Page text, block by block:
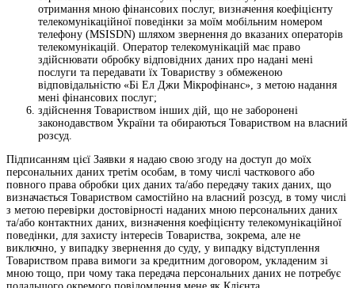
отримання мною фінансових послуг, визначення коефіцієнту
телекомунікаційної поведінки за моїм мобільним номером
телефону (MSISDN) шляхом звернення до вказаних операторів
телекомунікацій. Оператор телекомунікацій має право
здійснювати обробку відповідних даних про надані мені
послуги та передавати їх Товариству з обмеженою
відповідальністю «Бі Ел Джи Мікрофінанс», з метою надання
мені фінансових послуг;
здійснення Товариством інших дій, що не заборонені
законодавством України та обираються Товариством на власний
розсуд.
Підписанням цієї Заявки я надаю свою згоду на доступ до моїх
персональних даних третім особам, в тому числі часткового або
повного права обробки цих даних та/або передачу таких даних, що
визначається Товариством самостійно на власний розсуд, в тому числі
з метою перевірки достовірності наданих мною персональних даних
та/або контактних даних, визначення коефіцієнту телекомунікаційної
поведінки, для захисту інтересів Товариства, зокрема, але не
виключно, у випадку звернення до суду, у випадку відступлення
Товариством права вимоги за кредитним договором, укладеним зі
мною тощо, при чому така передача персональних даних не потребує